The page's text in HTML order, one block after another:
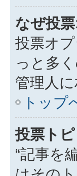
なぜ投
投票オ
っと多
管理人
トップ
投票ト
“記事を